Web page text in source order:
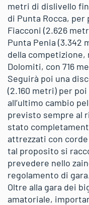
metri di dislivello
di Punta Rocca,
Fiacconi (2.626
Punta Penia (3.342
della competizione,
Dolomiti, con 716
Seguirà poi una
(2.160 metri) per
all’ultimo cambio
previsto sempre al
stato
attrezzati con
tal proposito si
prevedere nello
regolamento di
Oltre alla gara dei
amatoriale,